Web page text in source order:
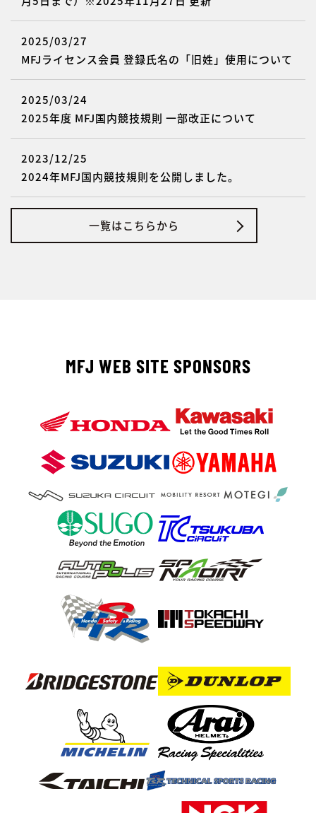
2025/03/27
MFJライセンス会員 登録氏名の「旧姓」使用について
2025/03/24
2025年度 MFJ国内競技規則 一部改正について
2023/12/25
2024年MFJ国内競技規則を公開しました。
一覧はこちらから
MFJ WEB SITE SPONSORS